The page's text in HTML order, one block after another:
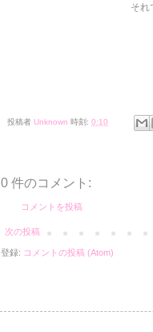
そ
投稿者 Unknown 時刻: 0:10
0 件のコメント:
コメントを投稿
次の投稿
登録: コメントの投稿 (Atom)